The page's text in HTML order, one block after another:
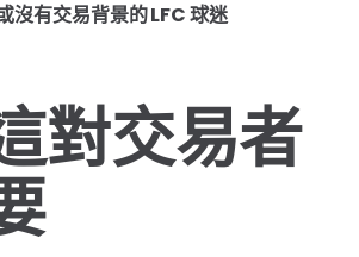
沒有交易背景的 LFC 球迷
對交易者